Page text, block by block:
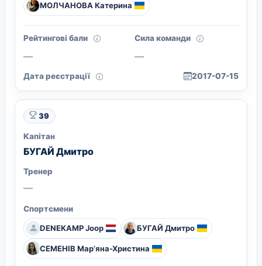
МОЛЧАНОВА Катерина
Рейтингові бали
—
Сила команди
—
Дата реєстрації 2017-07-15
39
Капітан
БУГАЙ Дмитро
Тренер
—
Спортсмени
DENEKAMP Joop БУГАЙ Дмитро
СЕМЕНІВ Мар’яна-Христина